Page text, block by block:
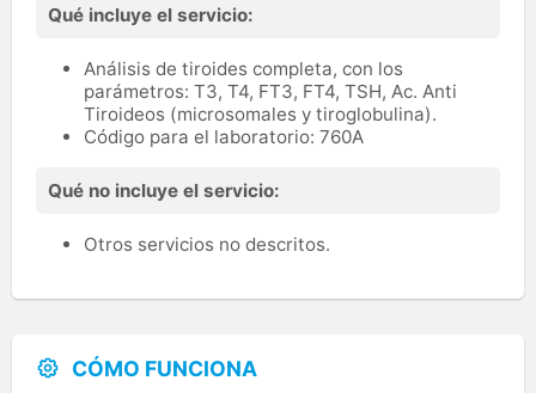
Qué incluye el servicio:
Análisis de tiroides completa, con los
parámetros: T3, T4, FT3, FT4, TSH, Ac. Anti
Tiroideos (microsomales y tiroglobulina).
Código para el laboratorio: 760A
Qué no incluye el servicio:
Otros servicios no descritos.
CÓMO FUNCIONA